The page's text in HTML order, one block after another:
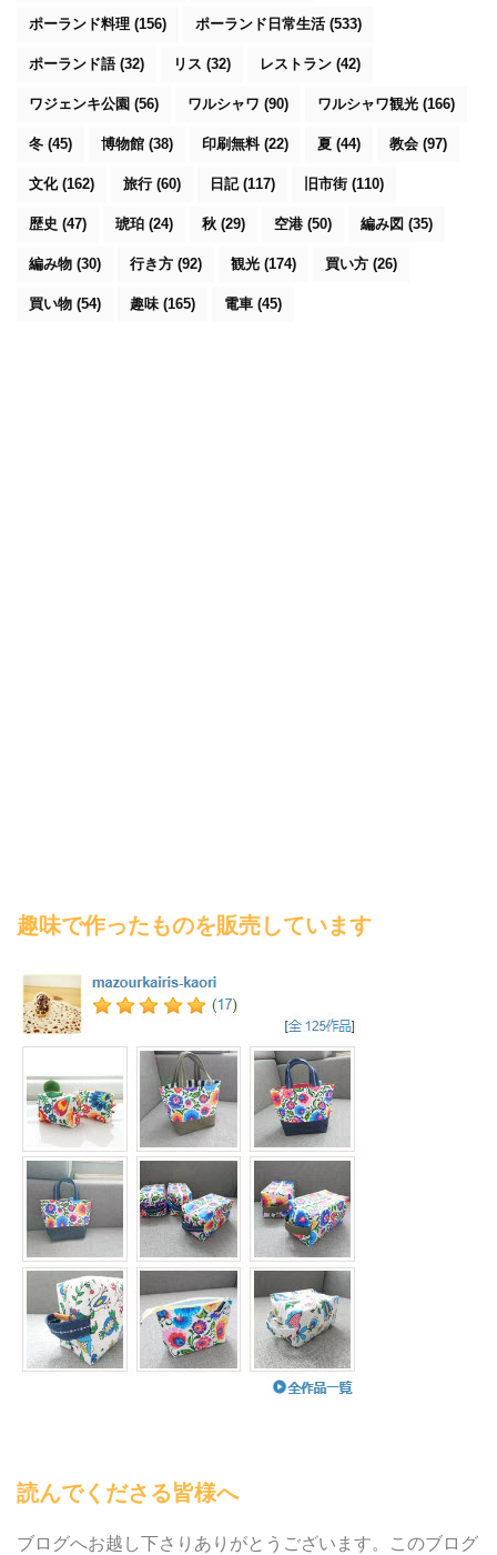
ポーランド料理 (156) ポーランド日常生活(533)
ポーランド語(32) リス (32) レストラン (42)
ワジェンキ公園 (56) ワルシャワ (90) ワルシャワ観光 (166)
冬 (45) 博物館 (38) 印刷無料(22) 夏 (44) 教会 (97)
文化(162) 旅行 (60) 日記(117) 旧市街 (110)
歴史 (47) 琥珀 (24) 秋 (29) 空港 (50) 編み図 (35)
編み物 (30) 行き方 (92) 観光 (174) 買い方 (26)
買い物 (54) 趣味(165) 電車 (45)
趣味で作ったものを販売しています
読んでくださる皆様へ
ブログへお越し下さりありがとうございます。このブログ